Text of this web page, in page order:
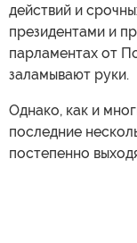
действий и
президентами и
парламентах от
заламывают руки.
Однако, как и
последние
постепенно